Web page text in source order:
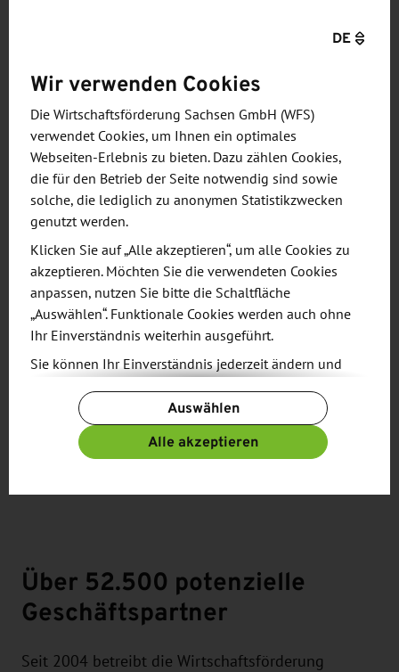
finanzieller Förderung durch den Freistaat Sachsen
Veranstaltungen im In- und Ausland für sächsische
Unternehmen zur Absatzförderung und
Kooperationsanbahnung.
Informieren Sie sich in unserem Kalender!
Über 52.500 potenzielle
Geschäftspartner
Seit 2004 betreibt die Wirtschaftsförderung
DE
Wir verwenden Cookies
Die Wirtschaftsförderung Sachsen GmbH (WFS)
verwendet Cookies, um Ihnen ein optimales
Webseiten-Erlebnis zu bieten. Dazu zählen Cookies,
die für den Betrieb der Seite notwendig sind sowie
solche, die lediglich zu anonymen Statistikzwecken
genutzt werden.
Klicken Sie auf „Alle akzeptieren“, um alle Cookies zu
akzeptieren. Möchten Sie die verwendeten Cookies
anpassen, nutzen Sie bitte die Schaltfläche
„Auswählen“. Funktionale Cookies werden auch ohne
Ihr Einverständnis weiterhin ausgeführt.
Sie können Ihr Einverständnis jederzeit ändern und
Schaltfläche „Cookie-Einstellungen ändern“ zur
Verfügung.
Weitere Informationen finden Sie in unseren
unseremImpressum.
Auswählen
Alle akzeptieren